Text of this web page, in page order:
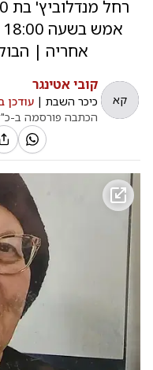
אחריה |
קא
קובי אטינגר
כיכר השבת | עודכן
הכתבה פורסמה ב-